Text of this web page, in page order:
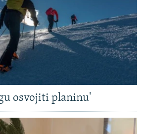
osvojiti planinu'